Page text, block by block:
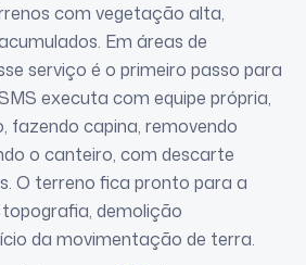
com vegetação alta,
Em áreas de
serviço é o primeiro passo para
executa com equipe própria,
fazendo capina, removendo
o canteiro, com descarte
O terreno fica pronto para a
demolição
da movimentação de terra.